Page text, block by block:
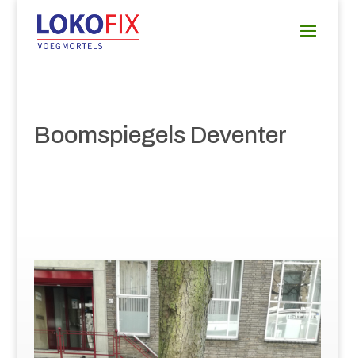
Boomspiegels Deventer